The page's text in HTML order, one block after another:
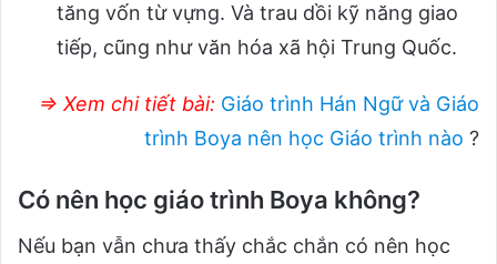
tăng vốn từ vựng. Và trau dồi kỹ năng giao
tiếp, cũng như văn hóa xã hội Trung Quốc.
⇒ Xem chi tiết bài: Giáo trình Hán Ngữ và Giáo
trình Boya nên học Giáo trình nào ?
Có nên học giáo trình Boya không?
Nếu bạn vẫn chưa thấy chắc chắn có nên học